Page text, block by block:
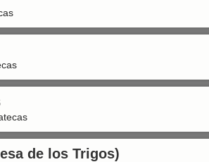
de los Trigos)